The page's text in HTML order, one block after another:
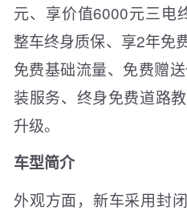
元、享价值6000元三电
整车终身质保、享2年免
免费基础流量、免费赠
装服务、终身免费道路
升级。
车型简介
外观方面，新车采用封